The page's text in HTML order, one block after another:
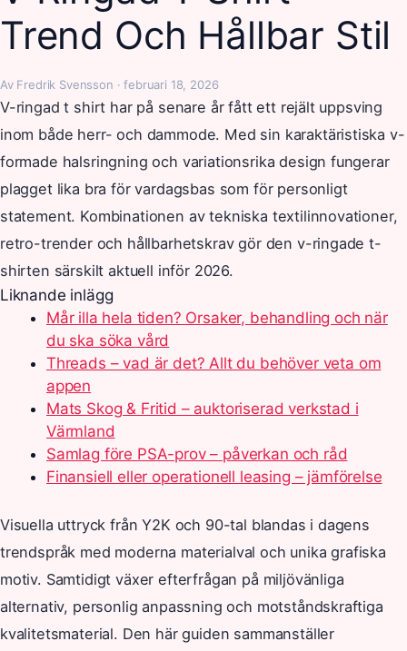
Trend Och Hållbar Stil
Av Fredrik Svensson · februari 18, 2026
V-ringad t shirt har på senare år fått ett rejält uppsving
inom både herr- och dammode. Med sin karaktäristiska v-
formade halsringning och variationsrika design fungerar
plagget lika bra för vardagsbas som för personligt
statement. Kombinationen av tekniska textilinnovationer,
retro-trender och hållbarhetskrav gör den v-ringade t-
shirten särskilt aktuell inför 2026.
Liknande inlägg
Mår illa hela tiden? Orsaker, behandling och när
du ska söka vård
Threads – vad är det? Allt du behöver veta om
appen
Mats Skog & Fritid – auktoriserad verkstad i
Värmland
Samlag före PSA-prov – påverkan och råd
Finansiell eller operationell leasing – jämförelse
Visuella uttryck från Y2K och 90-tal blandas i dagens
trendspråk med moderna materialval och unika grafiska
motiv. Samtidigt växer efterfrågan på miljövänliga
alternativ, personlig anpassning och motståndskraftiga
kvalitetsmaterial. Den här guiden sammanställer